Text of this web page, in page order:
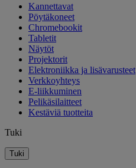
Kannettavat
Pöytäkoneet
Chromebookit
Tabletit
Näytöt
Projektorit
Elektroniikka ja lisävarusteet
Verkkoyhteys
E-liikkuminen
Pelikäsilaitteet
Kestäviä tuotteita
Tuki
Tuki